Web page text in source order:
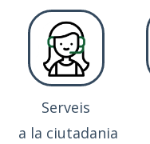
Serveis
a la ciutadania